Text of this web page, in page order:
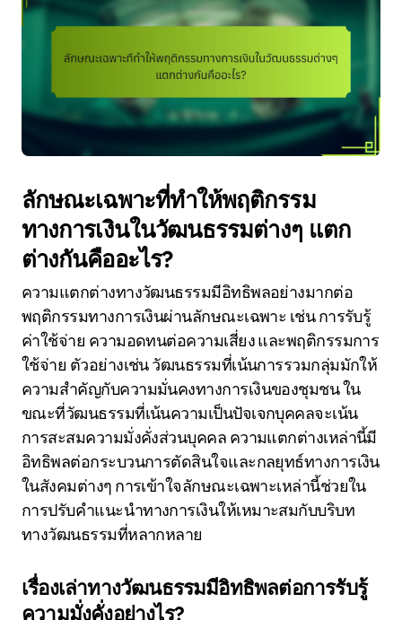
ลักษณะเฉพาะที่ทำให้พฤติกรรม
ทางการเงินในวัฒนธรรมต่างๆ แตก
ต่างกันคืออะไร?
ความแตกต่างทางวัฒนธรรมมีอิทธิพลอย่างมากต่อ
พฤติกรรมทางการเงินผ่านลักษณะเฉพาะ เช่น การรับรู้
ค่าใช้จ่าย ความอดทนต่อความเสี่ยง และพฤติกรรมการ
ใช้จ่าย ตัวอย่างเช่น วัฒนธรรมที่เน้นการรวมกลุ่มมักให้
ความสำคัญกับความมั่นคงทางการเงินของชุมชน ใน
ขณะที่วัฒนธรรมที่เน้นความเป็นปัจเจกบุคคลจะเน้น
การสะสมความมั่งคั่งส่วนบุคคล ความแตกต่างเหล่านี้มี
อิทธิพลต่อกระบวนการตัดสินใจและกลยุทธ์ทางการเงิน
ในสังคมต่างๆ การเข้าใจลักษณะเฉพาะเหล่านี้ช่วยใน
การปรับคำแนะนำทางการเงินให้เหมาะสมกับบริบท
ทางวัฒนธรรมที่หลากหลาย
เรื่องเล่าทางวัฒนธรรมมีอิทธิพลต่อการรับรู้
ความมั่งคั่งอย่างไร?